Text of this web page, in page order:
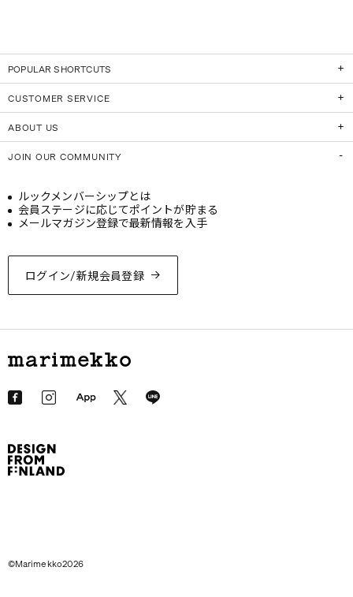
POPULAR SHORTCUTS
CUSTOMER SERVICE
ABOUT US
JOIN OUR COMMUNITY
ログイン/新規会員登録
ルックメンバーシップとは
会員ステージに応じてポイントが貯まる
メールマガジン登録で最新情報を入手
©Marimekko2026